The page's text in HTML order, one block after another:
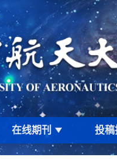
在线期刊 投稿